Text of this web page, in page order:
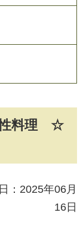
性料理 ☆
：2025年06月
16日